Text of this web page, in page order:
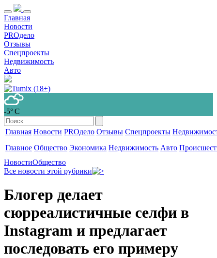
Главная
Новости
PROдело
Отзывы
Спецпроекты
Недвижимость
Авто
-5° С
Главная Новости PROдело Отзывы Спецпроекты
Главное Общество Экономика Недвижимость Авто
НовостиОбщество
Все новости этой рубрики
Блогер делает
сюрреалистичные селфи в
Instagram и предлагает
последовать его примеру